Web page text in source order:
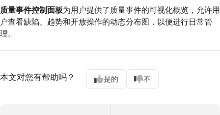
质量事件控制面板为用户提供了质量事件的可视化概览，允许用
户查看缺陷、趋势和开放操作的动态分布图，以便进行日常管
理。
本文对您有帮助吗？ 是的 不